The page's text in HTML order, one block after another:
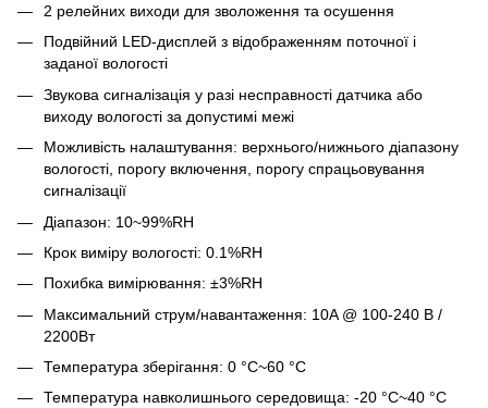
2 релейних виходи для зволоження та осушення
Подвійний LED-дисплей з відображенням поточної і
заданої вологості
Звукова сигналізація у разі несправності датчика або
виходу вологості за допустимі межі
Можливість налаштування: верхнього/нижнього діапазону
вологості, порогу включення, порогу спрацьовування
сигналізації
Діапазон: 10~99%RH
Крок виміру вологості: 0.1%RH
Похибка вимірювання: ±3%RH
Максимальний струм/навантаження: 10A @ 100-240 В /
2200Вт
Температура зберігання: 0 °C~60 °C
Температура навколишнього середовища: -20 °C~40 °C